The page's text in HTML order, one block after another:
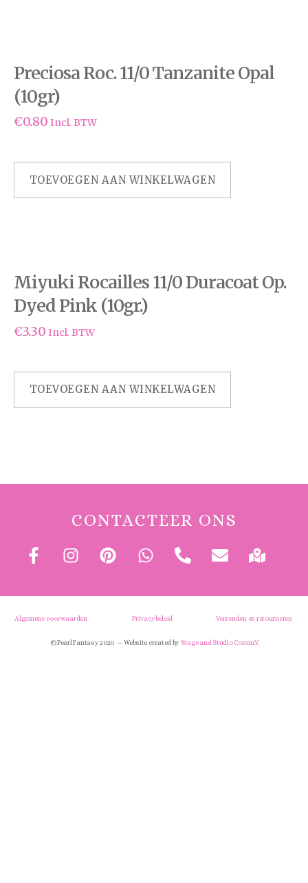
Preciosa Roc. 11/0 Tanzanite Opal
(10gr)
€0.80 Incl. BTW
TOEVOEGEN AAN WINKELWAGEN
Miyuki Rocailles 11/0 Duracoat Op.
Dyed Pink (10gr.)
€3.30 Incl. BTW
TOEVOEGEN AAN WINKELWAGEN
CONTACTEER ONS
Algemene voorwaarden Privacybeleid Verzenden en retourneren
© Pearl Fantasy 2020 — Website created by Stage and Studio Comm.V.